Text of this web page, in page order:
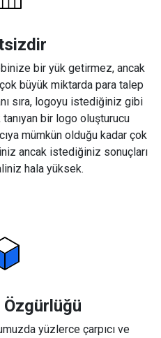
bir yük getirmez, ancak
çok büyük miktarda para talep
sıra, logoyu istediğiniz gibi
bir logo oluşturucu
mümkün olduğu kadar çok
ancak istediğiniz sonuçları
hala yüksek.
yüzlerce çarpıcı ve